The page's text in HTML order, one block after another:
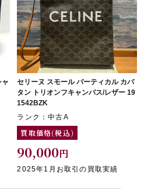
ャ
セリーヌ スモール バーティカル カバ
タン トリオンフキャンバス/レザー 19
1542BZK
ランク：中古A
買取価格(税込)
90,000円
2025年1月お取引の買取実績